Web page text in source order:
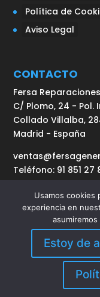
Política de
Aviso Legal
CONTACTO
Fersa Reparaciones
C/ Plomo, 24 - Pol.
Collado Villalba,
Madrid - España
Teléfono: 91 851 27
Diseñado por
Usamos cookies
experiencia en
Estoy de